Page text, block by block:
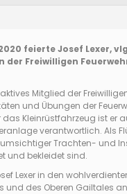
feierte Josef Lexer,
Freiwilligen
Mitglied der
und Übungen der
Kleinrüstfahrzeug ist
verantwortlich. Als
Trachten- und
und bekleidet sind.
Lexer in den
und des Oberen Gailtales